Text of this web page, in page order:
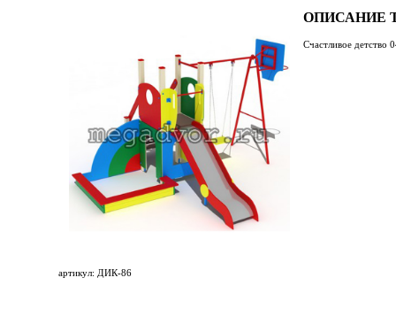
ОПИСАНИЕ
Счастливое детство
артикул: ДИК-86